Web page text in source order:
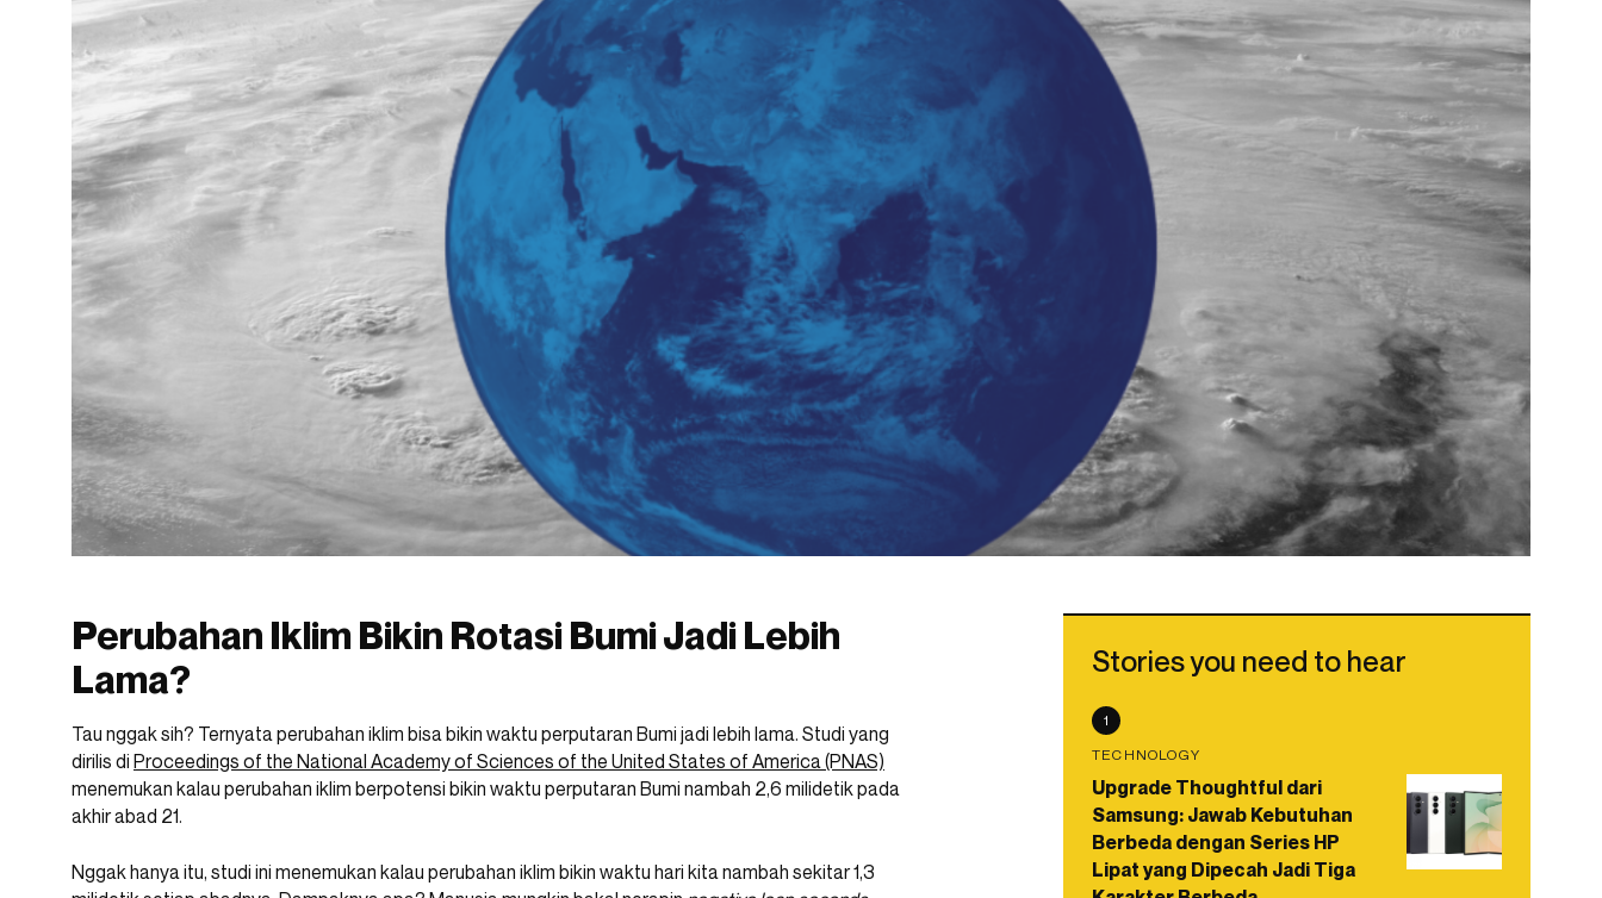
Perubahan Iklim Bikin Rotasi Bumi Jadi Lebih
Lama?
Tau nggak sih? Ternyata perubahan iklim bisa bikin waktu perputaran Bumi jadi lebih lama. Studi yang
dirilis di Proceedings of the National Academy of Sciences of the United States of America (PNAS)
menemukan kalau perubahan iklim berpotensi bikin waktu perputaran Bumi nambah 2,6 milidetik pada
akhir abad 21.
Nggak hanya itu, studi ini menemukan kalau perubahan iklim bikin waktu hari kita nambah sekitar 1,3
Stories you need to hear
1
TECHNOLOGY
Upgrade Thoughtful dari
Samsung: Jawab Kebutuhan
Berbeda dengan Series HP
Lipat yang Dipecah Jadi Tiga